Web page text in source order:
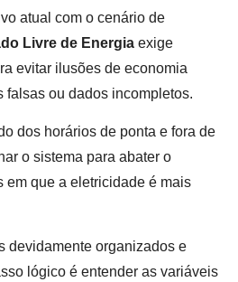
atual com o cenário de
Livre de Energia exige
evitar ilusões de economia
falsas ou dados incompletos.
dos horários de ponta e fora de
o sistema para abater o
em que a eletricidade é mais
devidamente organizados e
lógico é entender as variáveis